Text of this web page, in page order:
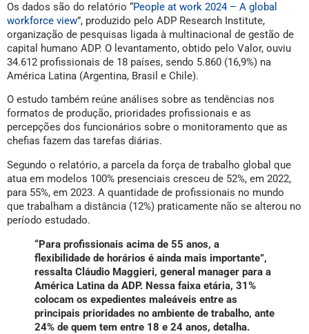
Os dados são do relatório “People at work 2024 – A global
workforce view”, produzido pelo ADP Research Institute,
organização de pesquisas ligada à multinacional de gestão de
capital humano ADP. O levantamento, obtido pelo Valor, ouviu
34.612 profissionais de 18 países, sendo 5.860 (16,9%) na
América Latina (Argentina, Brasil e Chile).
O estudo também reúne análises sobre as tendências nos
formatos de produção, prioridades profissionais e as
percepções dos funcionários sobre o monitoramento que as
chefias fazem das tarefas diárias.
Segundo o relatório, a parcela da força de trabalho global que
atua em modelos 100% presenciais cresceu de 52%, em 2022,
para 55%, em 2023. A quantidade de profissionais no mundo
que trabalham a distância (12%) praticamente não se alterou no
período estudado.
“Para profissionais acima de 55 anos, a
flexibilidade de horários é ainda mais importante”,
ressalta Cláudio Maggieri, general manager para a
América Latina da ADP. Nessa faixa etária, 31%
colocam os expedientes maleáveis entre as
principais prioridades no ambiente de trabalho, ante
24% de quem tem entre 18 e 24 anos, detalha.